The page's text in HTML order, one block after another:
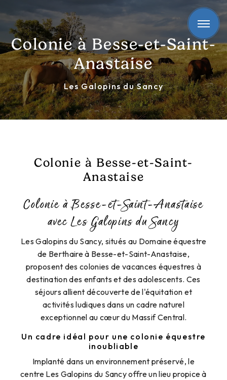
Colonie à Besse-et-Saint-
Anastaise
Les Galopins du Sancy
Colonie à Besse-et-Saint-
Anastaise
Colonie à Besse-et-Saint-Anastaise
avec Les Galopins du Sancy
Les Galopins du Sancy, situés au Domaine équestre
de Berthaire à Besse-et-Saint-Anastaise,
proposent des colonies de vacances équestres à
destination des enfants et des adolescents. Ces
séjours allient découverte de l'équitation et
activités ludiques dans un cadre naturel
exceptionnel au cœur du Massif Central.
Un cadre idéal pour une colonie équestre
inoubliable
Implanté dans un environnement préservé, le
centre Les Galopins du Sancy offre un lieu propice à